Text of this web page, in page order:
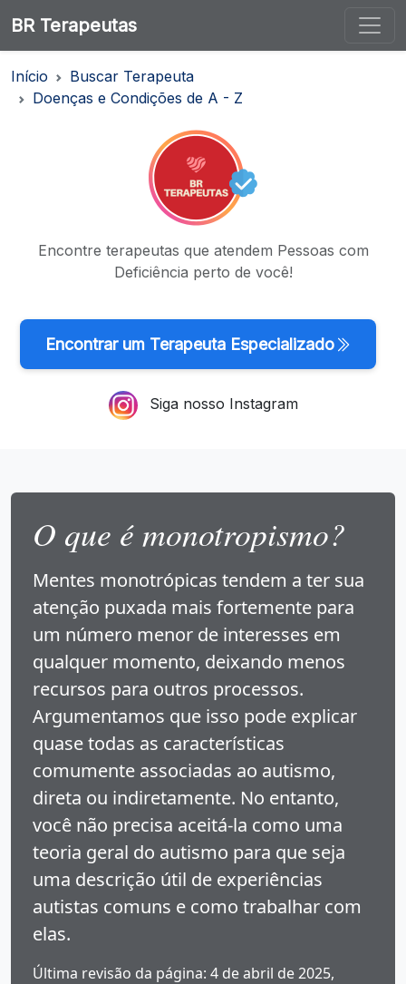
BR Terapeutas
Início
Buscar Terapeuta
Doenças e Condições de A - Z
Encontre terapeutas que atendem Pessoas com
Deficiência perto de você!
Encontrar um Terapeuta Especializado
Siga nosso Instagram
O que é monotropismo?
Mentes monotrópicas tendem a ter sua
atenção puxada mais fortemente para
um número menor de interesses em
qualquer momento, deixando menos
recursos para outros processos.
Argumentamos que isso pode explicar
quase todas as características
comumente associadas ao autismo,
direta ou indiretamente. No entanto,
você não precisa aceitá-la como uma
teoria geral do autismo para que seja
uma descrição útil de experiências
autistas comuns e como trabalhar com
elas.
Última revisão da página: 4 de abril de 2025,